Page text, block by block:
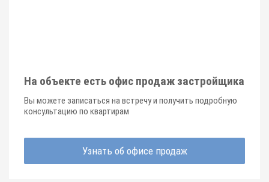
На объекте есть офис продаж застройщика
Вы можете записаться на встречу и получить подробную
консультацию по квартирам
Узнать об офисе продаж